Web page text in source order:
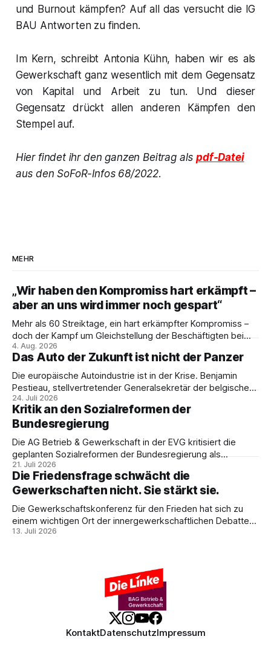
und Burnout kämpfen? Auf all das versucht die IG
BAU Antworten zu finden.
Im Kern, schreibt Antonia Kühn, haben wir es als
Gewerkschaft ganz wesentlich mit dem Gegensatz
von Kapital und Arbeit zu tun. Und dieser
Gegensatz drückt allen anderen Kämpfen den
Stempel auf.
Hier findet ihr den ganzen Beitrag alspdf-Datei
aus den SoFoR-Infos 68/2022.
MEHR
„Wir haben den Kompromiss hart erkämpft –
aber an uns wird immer noch gespart“
Mehr als 60 Streiktage, ein hart erkämpfter Kompromiss –
doch der Kampf um Gleichstellung der Beschäftigten bei
den Vivantes-Töchtern geht weiter. Im Gespräch mit Julia-
C. Stange zieht Nicodem Tomkowiak Bilanz des
Erzwingungsstreiks und formuliert klare Erwartungen an die
Politik.
4. Aug. 2026
Das Auto der Zukunft ist nicht der Panzer
Die europäische Autoindustrie ist in der Krise. Benjamin
Pestieau, stellvertretender Generalsekretär der belgischen
PTB, zeigt, warum das kein technisches Schicksal ist – und
weshalb die Antwort nicht Aufrüstung, sondern eine
demokratische Industriepolitik im Interesse der
Beschäftigten sein muss.
24. Juli 2026
Kritik an den Sozialreformen der
Bundesregierung
Die AG Betrieb & Gewerkschaft in der EVG kritisiert die
geplanten Sozialreformen der Bundesregierung als
Belastung für Beschäftigte und Sozialstaat. In ihrer
Stellungnahme fordert sie Umverteilung, Investitionen und
gemeinsamen gewerkschaftlichen Widerstand gegen
Sozialabbau.
21. Juli 2026
Die Friedensfrage schwächt die
Gewerkschaften nicht. Sie stärkt sie.
Die Gewerkschaftskonferenz für den Frieden hat sich zu
einem wichtigen Ort der innergewerkschaftlichen Debatte
entwickelt. Ulrike Eifler erklärt, warum Friedenspolitik und
13. Juli 2026
KontaktDatenschutzImpressum